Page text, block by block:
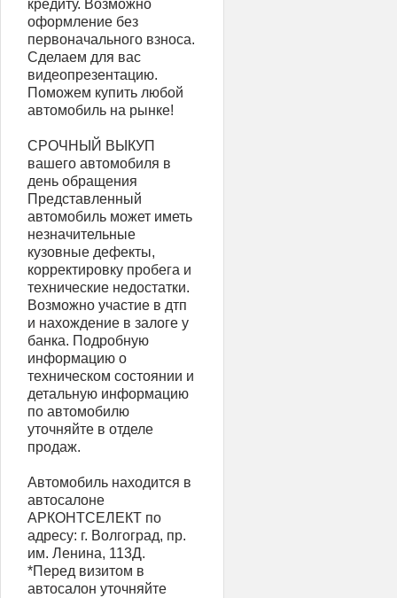
кредиту. Возможно
оформление без
первоначального взноса.
Сделаем для вас
видеопрезентацию.
Поможем купить любой
автомобиль на рынке!
СРОЧНЫЙ ВЫКУП
вашего автомобиля в
день обращения
Представленный
автомобиль может иметь
незначительные
кузовные дефекты,
корректировку пробега и
технические недостатки.
Возможно участие в дтп
и нахождение в залоге у
банка. Подробную
информацию о
техническом состоянии и
детальную информацию
по автомобилю
уточняйте в отделе
продаж.
Автомобиль находится в
автосалоне
АРКОНТСЕЛЕКТ по
адресу: г. Волгоград, пр.
им. Ленина, 113Д.
*Перед визитом в
автосалон уточняйте